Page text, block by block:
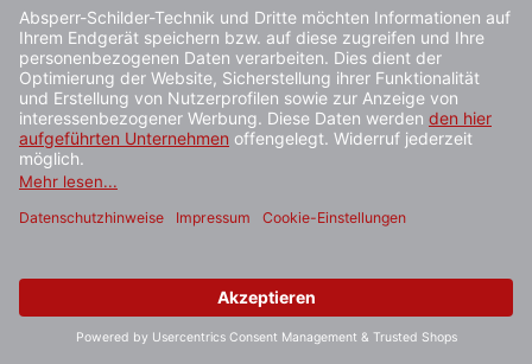
6,8 mm In anderer Kombination wählbar
6,9 mm In anderer Kombination wählbar
7 mm In anderer Kombination wählbar
7,1 mm In anderer Kombination wählbar
7,2 mm
7,5 mm In anderer Kombination wählbar
7,7 mm In anderer Kombination wählbar